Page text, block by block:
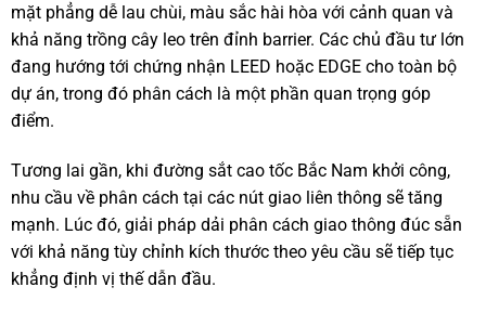
mặt phẳng dễ lau chùi, màu sắc hài hòa với cảnh quan và
khả năng trồng cây leo trên đỉnh barrier. Các chủ đầu tư lớn
đang hướng tới chứng nhận LEED hoặc EDGE cho toàn bộ
dự án, trong đó phân cách là một phần quan trọng góp
điểm.
Tương lai gần, khi đường sắt cao tốc Bắc Nam khởi công,
nhu cầu về phân cách tại các nút giao liên thông sẽ tăng
mạnh. Lúc đó, giải pháp dải phân cách giao thông đúc sẵn
với khả năng tùy chỉnh kích thước theo yêu cầu sẽ tiếp tục
khẳng định vị thế dẫn đầu.